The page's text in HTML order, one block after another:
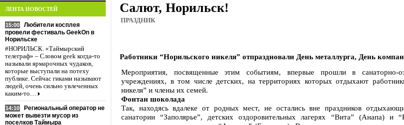
ЛЕНТА НОВОСТЕЙ
15:00
Любители косплея
провели фестиваль GeekOn в
Норильске
#НОРИЛЬСК. «Таймырский
телеграф» – Словом geek когда-то
называли ярмарочных чудаков,
которые выступали на потеху
публике. Сейчас гиками называют
людей, очень сильно увлеченных
каким-то…
14:10
Региональный оператор не
может вывезти мусор из
поселков Таймыра
Салют, Норильск!
ПРАЗДНИК
Работники “Норильского никеля” отпраздновали День металлурга, День
Мероприятия, посвященные этим событиям, впервые прошли в санаторно-
учреждениях, в том числе детских, на территориях которых отдыхают
никеля” и члены их семей.
Фонтан шоколада
Так, находясь вдалеке от родных мест, не остались вне праздников
санатории “Заполярье”, детских оздоровительных лагерях “Вита” (Анапа) и